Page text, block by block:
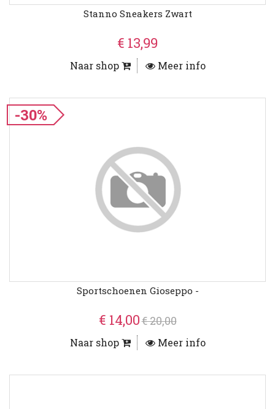
Stanno Sneakers Zwart
€ 13,99
Naar shop Meer info
-30%
Sportschoenen Gioseppo -
€ 14,00€ 20,00
Naar shop Meer info